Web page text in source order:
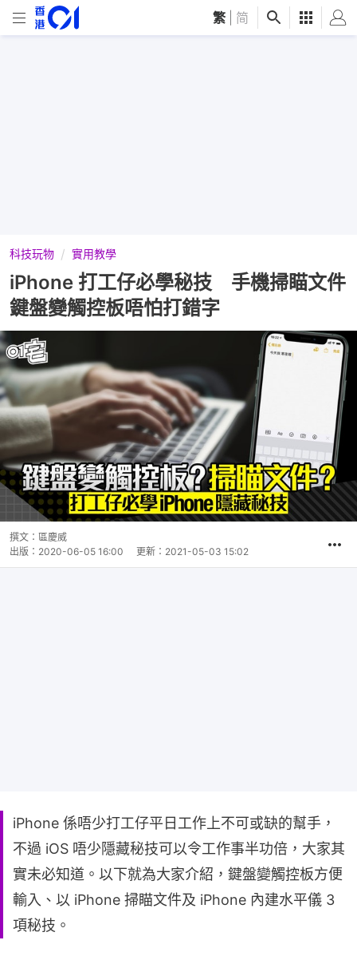
繁 简
科技玩物 實用教學
iPhone 打工仔必學秘技 手機掃瞄文件
鍵盤變觸控板唔怕打錯字
撰文： 區慶威
出版： 2020-06-05 16:00 更新： 2021-05-03 15:02
iPhone 係唔少打工仔平日工作上不可或缺的幫手，
不過 iOS 唔少隱藏秘技可以令工作事半功倍，大家其
實未必知道。以下就為大家介紹，鍵盤變觸控板方便
輸入、以 iPhone 掃瞄文件及 iPhone 內建水平儀 3
項秘技。